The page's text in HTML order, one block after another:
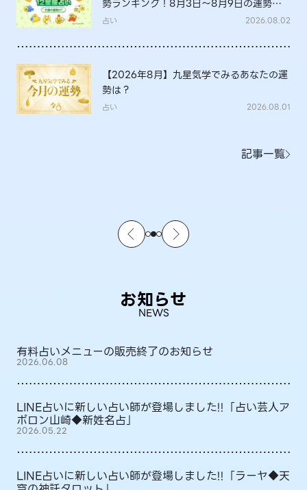
勢ランキング！8月3日～8月9日の運勢
は？
占い 2026.08.02
【2026年8月】九星気学でみるあなたの運
勢は？
占い 2026.08.01
記事一覧
お知らせ
NEWS
有料占いメニューの販売終了のお知らせ
2026.06.08
LINE占いに新しい占い師が登場しました!!「占い芸人ア
ポロン山崎◆新姓名占」
2026.05.22
LINE占いに新しい占い師が登場しました!!「ラーヤ◆天